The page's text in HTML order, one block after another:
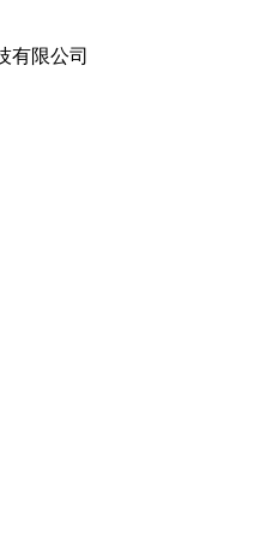
有限公司